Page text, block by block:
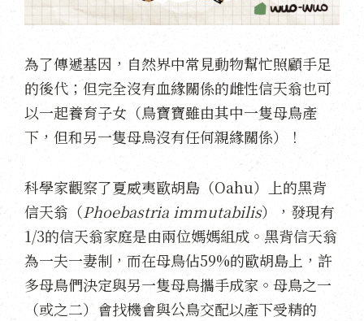
為了傳遞基因，自然界中常見動物幫忙照顧手足
的後代；但完全沒有血緣關係的雌性信天翁也可
以一起養育子女（鳥寶寶雖由其中一隻母鳥產
下，但和另一隻母鳥沒有任何親緣關係）！
科學家觀察了夏威夷歐胡島（Oahu）上的黑背
信天翁（Phoebastria immutabilis），發現有
1/3的信天翁家庭是由兩位媽媽組成。黑背信天翁
為一夫一妻制，而在母鳥佔59%的歐胡島上，許
多母鳥們決定與另一隻母鳥攜手成家。母鳥之一
（或之二）會找機會與公鳥交配以產下受精的